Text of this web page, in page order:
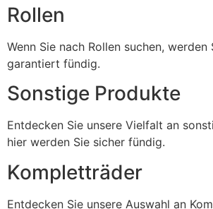
Rollen
Wenn Sie nach Rollen suchen, werden
garantiert fündig.
Sonstige Produkte
Entdecken Sie unsere Vielfalt an
hier werden Sie sicher fündig.
Kompletträder
Entdecken Sie unsere Auswahl an